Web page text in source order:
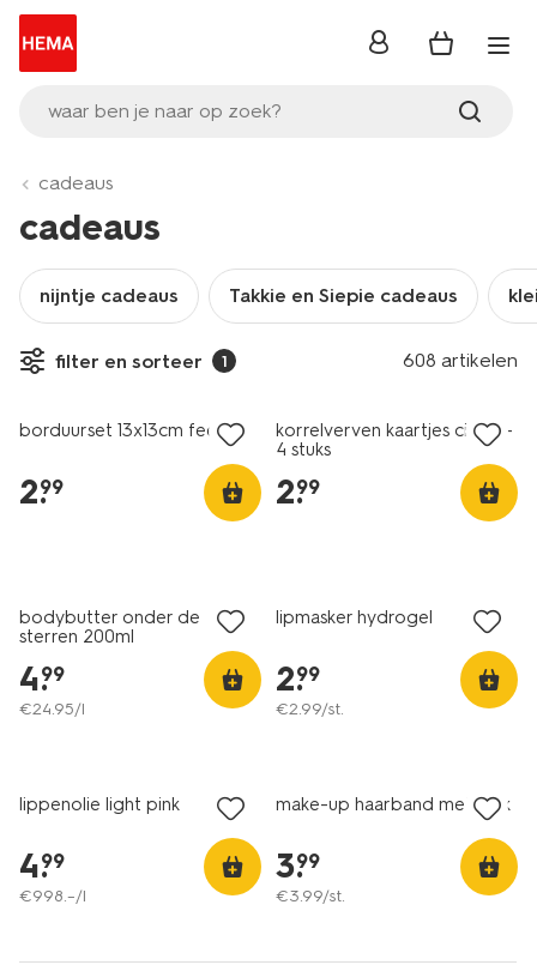
waar ben je naar op zoek?
inloggen
cadeaus
cadeaus
nijntje cadeaus Takkie en Siepie cadeaus
filter en sorteer 1 608 artikelen
borduurset 13x13cm fee
2.
99
korrelverven kaartjes circus -
4 stuks
2.
99
bodybutter onder de
sterren 200ml
4.
99
€24.95/l
lipmasker hydrogel
2.
99
€2.99/st.
lippenolie light pink
4.
99
€998.–/l
make-up haarband met strik
3.
99
€3.99/st.